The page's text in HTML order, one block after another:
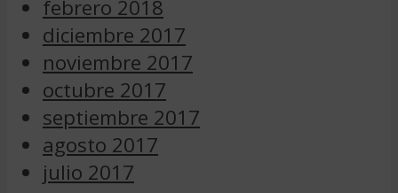
febrero 2018
diciembre 2017
noviembre 2017
octubre 2017
septiembre 2017
agosto 2017
julio 2017